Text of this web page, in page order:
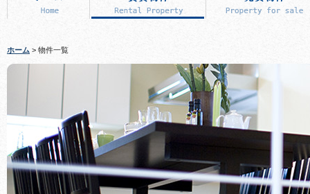
ホーム > 物件一覧